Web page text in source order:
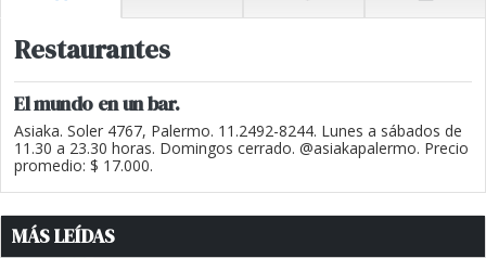
Restaurantes
El mundo en un bar.
Asiaka. Soler 4767, Palermo. 11.2492-8244. Lunes a sábados de
11.30 a 23.30 horas. Domingos cerrado. @asiakapalermo. Precio
promedio: $ 17.000.
MÁS LEÍDAS